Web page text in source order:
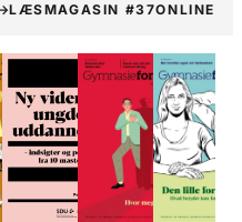
LÆSMAGASIN #37ONLINE